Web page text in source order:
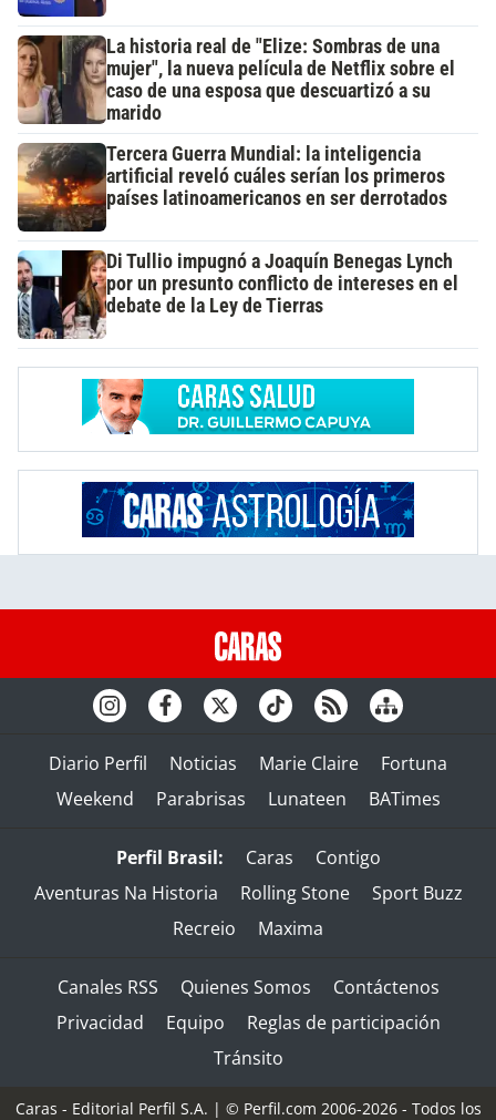
La historia real de "Elize: Sombras de una
mujer", la nueva película de Netflix sobre el
caso de una esposa que descuartizó a su
marido
Tercera Guerra Mundial: la inteligencia
artificial reveló cuáles serían los primeros
países latinoamericanos en ser derrotados
Di Tullio impugnó a Joaquín Benegas Lynch
por un presunto conflicto de intereses en el
debate de la Ley de Tierras
Diario Perfil Noticias Marie Claire
Fortuna
Weekend
Parabrisas Lunateen BATimes
Perfil Brasil: Caras
Contigo
Aventuras Na Historia
Rolling Stone
Sport Buzz
Recreio
Maxima
Canales RSS Quienes Somos
Contáctenos
Privacidad
Equipo
Reglas de participación
Tránsito
Caras - Editorial Perfil S.A. | © Perfil.com 2006-2026 - Todos los